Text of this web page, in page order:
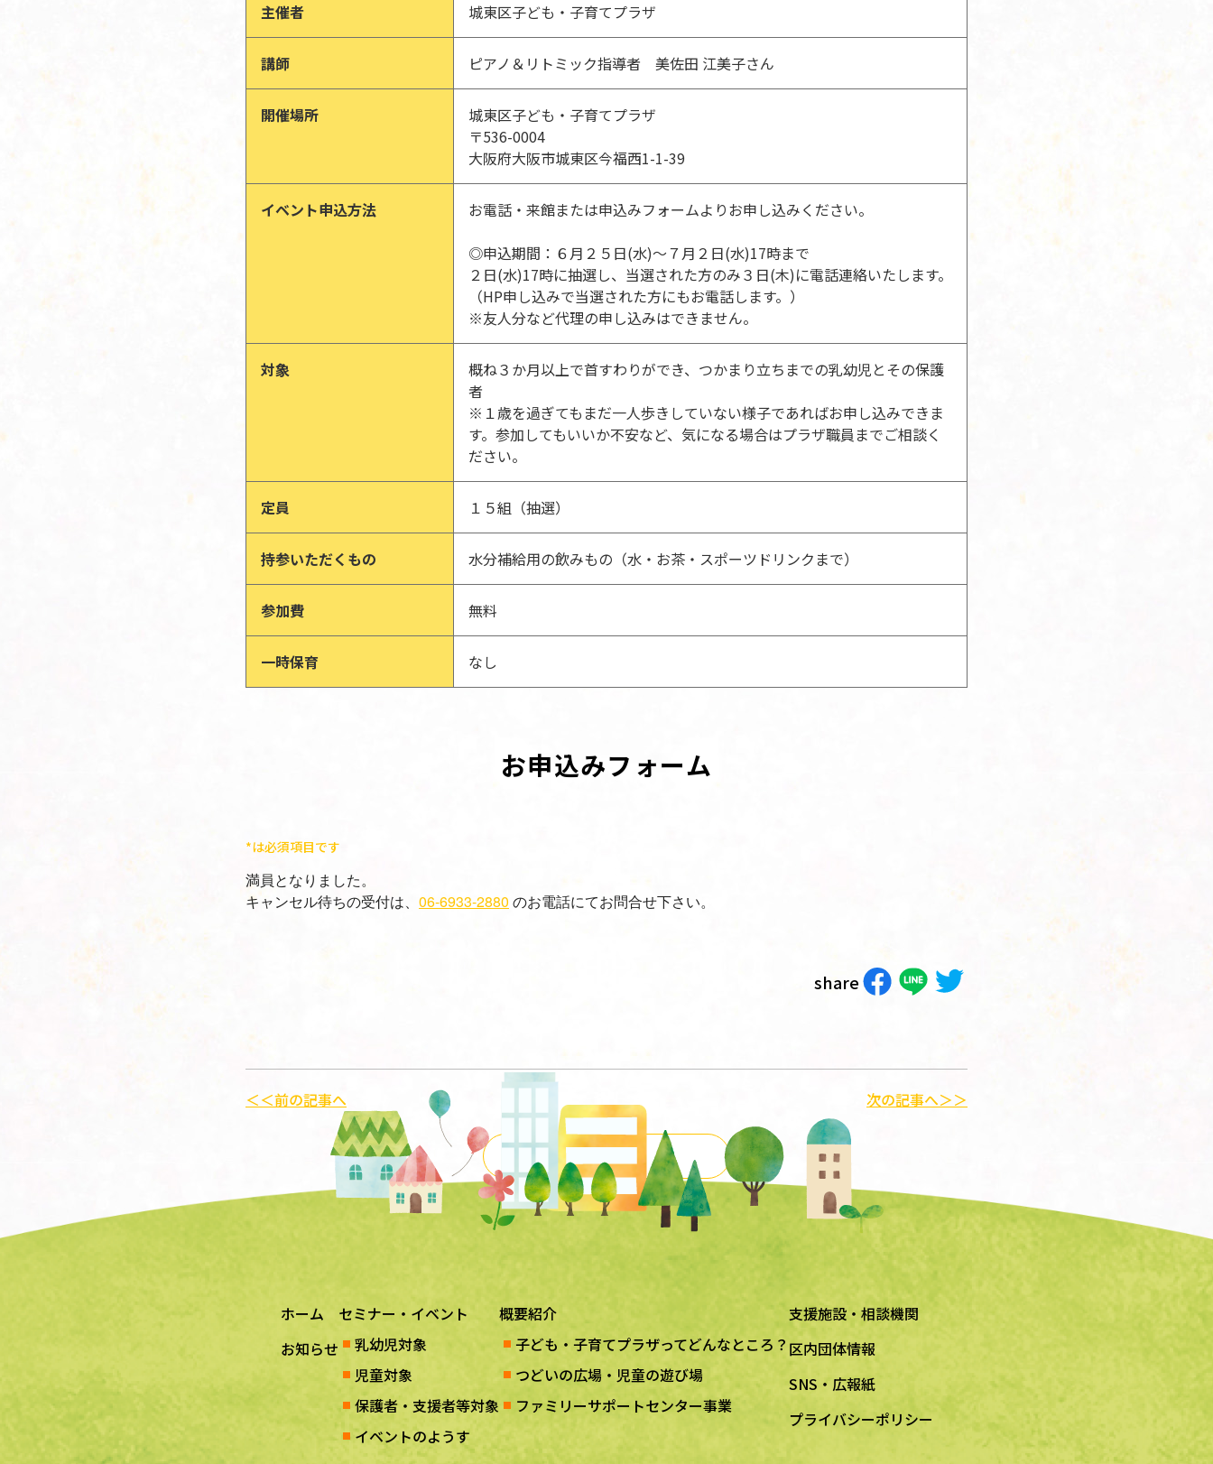
主催者 城東区子ども・子育てプラザ
講師 ピアノ＆リトミック指導者 美佐田 江美子さん
開催場所
城東区子ども・子育てプラザ
〒536-0004
大阪府大阪市城東区今福西1-1-39
イベント申込方法
お電話・来館または申込みフォームよりお申し込みください。
◎申込期間：６月２５日(水)～７月２日(水)17時まで
２日(水)17時に抽選し、当選された方のみ３日(木)に電話連絡いたします。
（HP申し込みで当選された方にもお電話します。）
※友人分など代理の申し込みはできません。
対象
概ね３か月以上で首すわりができ、つかまり立ちまでの乳幼児とその保護
者
※１歳を過ぎてもまだ一人歩きしていない様子であればお申し込みできま
す。参加してもいいか不安など、気になる場合はプラザ職員までご相談く
ださい。
定員 １５組（抽選）
持参いただくもの 水分補給用の飲みもの（水・お茶・スポーツドリンクまで）
参加費 無料
一時保育 なし
お申込みフォーム
*は必須項目です
満員となりました。
キャンセル待ちの受付は、 06-6933-2880 のお電話にてお問合せ下さい。
share
＜＜前の記事へ
一覧に戻る
次の記事へ＞＞
ホーム
お知らせ
セミナー・イベント
乳幼児対象
児童対象
保護者・支援者等対象
イベントのようす
概要紹介
子ども・子育てプラザってどんなところ？
つどいの広場・児童の遊び場
ファミリーサポートセンター事業
支援施設・相談機関
区内団体情報
SNS・広報紙
プライバシーポリシー